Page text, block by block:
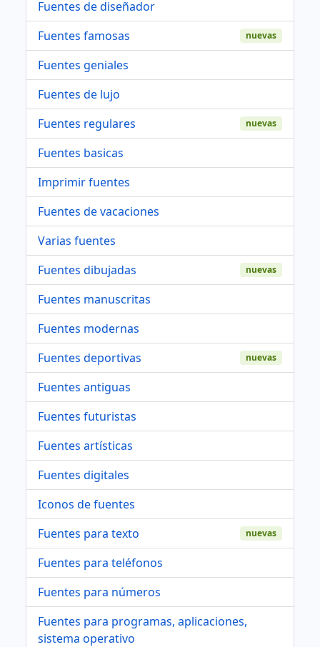
Fuentes de diseñador
Fuentes famosas
nuevas
Fuentes geniales
Fuentes de lujo
Fuentes regulares
nuevas
Fuentes basicas
Imprimir fuentes
Fuentes de vacaciones
Varias fuentes
Fuentes dibujadas
nuevas
Fuentes manuscritas
Fuentes modernas
Fuentes deportivas
nuevas
Fuentes antiguas
Fuentes futuristas
Fuentes artísticas
Fuentes digitales
Iconos de fuentes
Fuentes para texto
nuevas
Fuentes para teléfonos
Fuentes para números
Fuentes para programas, aplicaciones,
sistema operativo